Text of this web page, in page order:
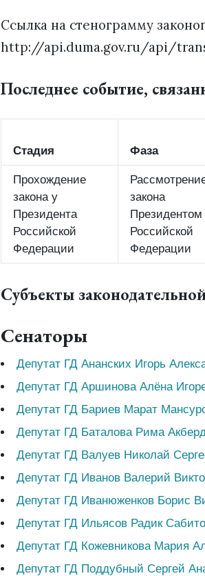
Ссылка на стенограмму
http://api.duma.gov.ru/api/
Последнее событие,
Стадия Фаза
Прохождение
закона у
Президента
Российской
Федерации
закона
Президентом
Российской
Федерации
Субъекты
Сенаторы
Депутат ГД Ананских Игорь
Депутат ГД Аршинова Алёна
Депутат ГД Бариев Марат
Депутат ГД Баталова Рима
Депутат ГД Валуев Николай
Депутат ГД Иванов Валерий
Депутат ГД Иванюженков Борис
Депутат ГД Ильясов Радик
Депутат ГД Кожевникова Мария
Депутат ГД Поддубный Сергей